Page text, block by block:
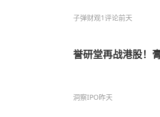
子弹财观1评论前天
誉研堂再战港股！
洞察IPO昨天